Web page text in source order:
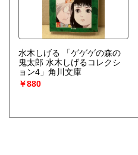
水木しげる 「ゲゲゲの森の
鬼太郎 水木しげるコレクシ
ョン4」角川文庫
￥880